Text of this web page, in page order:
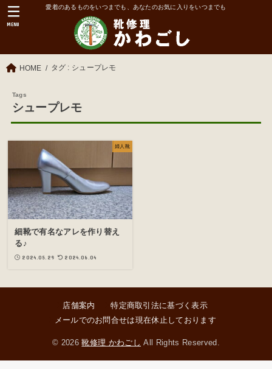
愛着のあるものをいつまでも、あなたのお気に入りをいつまでも
MENU
HOME タグ : シュープレモ
シュープレモ
婦人靴
細靴で有名なアレを作り替え
る♪
2024.05.29 2024.06.04
店舗案内
特定商取引法に基づく表示
メールでのお問合せは現在休止しております
© 2026靴修理 かわごし All Rights Reserved.